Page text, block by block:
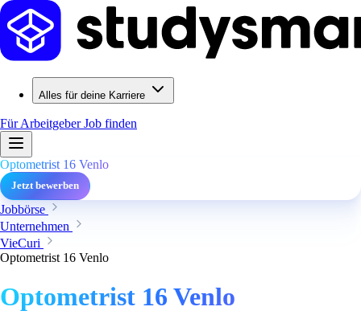
Alles für deine Karriere
Für ArbeitgeberJob finden
Optometrist 16 Venlo
Jetzt bewerben
Jobbörse
Unternehmen
VieCuri
Optometrist 16 Venlo
Optometrist 16 Venlo